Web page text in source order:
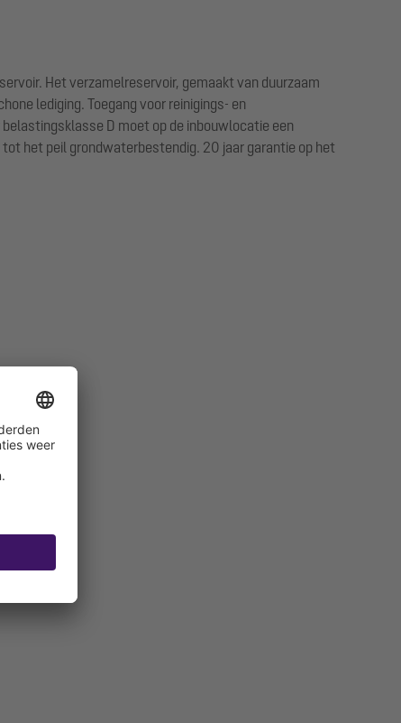
Het verzamelreservoir, gemaakt van duurzaam
lediging. Toegang voor reinigings- en
D moet op de inbouwlocatie een
tot het peil grondwaterbestendig. 20 jaar garantie op het